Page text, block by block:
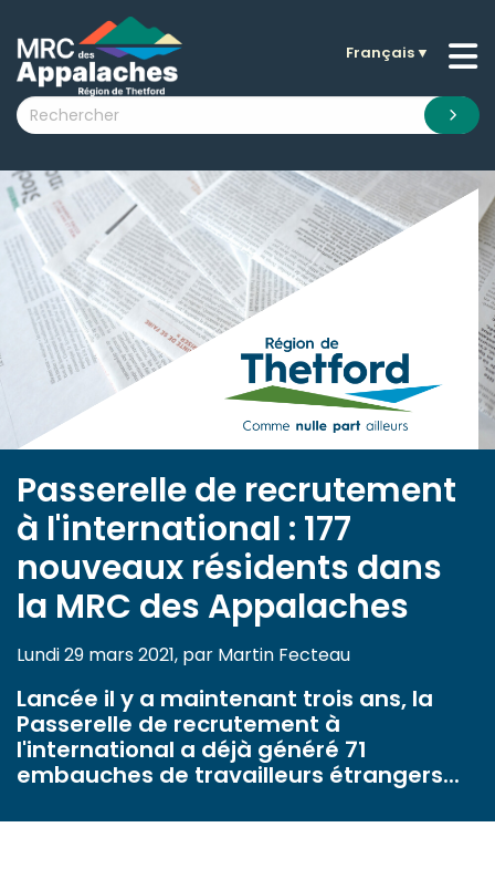
submenu (La MRC )
submenu (Citoyens )
submenu (Visiteurs )
submenu (Nouvelles )
submenu (Documentation )
Français▼
Passerelle de recrutement
à l'international : 177
nouveaux résidents dans
la MRC des Appalaches
Lundi 29 mars 2021, par Martin Fecteau
Lancée il y a maintenant trois ans, la
Passerelle de recrutement à
l'international a déjà généré 71
embauches de travailleurs étrangers...